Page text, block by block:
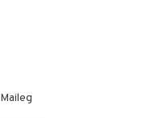
Maileg